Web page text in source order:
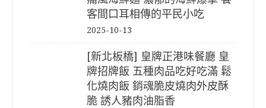
客間口耳相傳的平民小吃
2025-10-13
[新北板橋] 皇牌正港味餐廳 皇
牌招牌飯 五種肉品吃好吃滿 鬆
化燒肉飯 銷魂脆皮燒肉外皮酥
脆 誘人豬肉油脂香